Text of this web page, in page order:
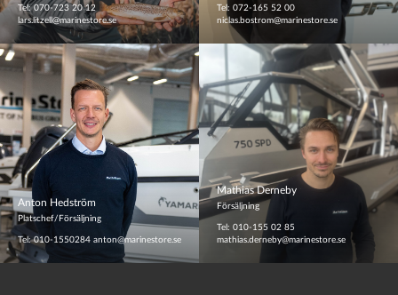
Tel: 070-723 20 12
lars.litzell@marinestore.se
Tel: 072-165 52 00
niclas.bostrom@marinestore.se
Anton Hedström
Platschef/Försäljning
Tel: 010-1550284 anton@marinestore.se
Mathias Derneby
Försäljning
Tel: 010-155 02 85
mathias.derneby@marinestore.se